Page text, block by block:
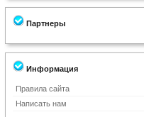
Партнеры
Информация
Правила сайта
Написать нам